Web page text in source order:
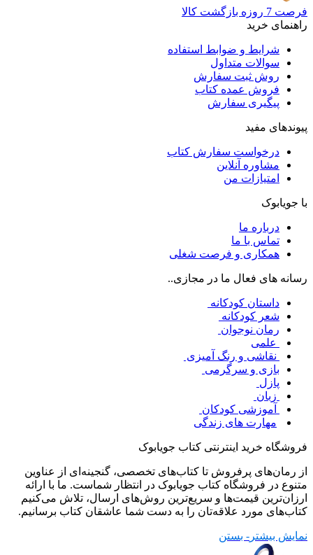
فرصت 7 روزه بازگشت کالا
راهنمای خرید
شرایط و ضوابط استفاده
سوالات متداول
روش ثبت سفارش
فروش عمده کتاب
پیگیری سفارش
پیوندهای مفید
درخواست سفارش کتاب
مشاوره آنلاین
امتیازات من
با جویابوک
درباره ما
تماس با ما
همکاری و فرصت شغلی
رسانه های فعال ما در مجازی..
داستان کودکانه
شعر کودکانه
رمان نوجوان
علمی
نقاشی و رنگ آمیزی
بازی و سرگرمی
پازل
زبان
آموزشی کودکان
مهارت های زندگی
فروشگاه خرید اینترنتی کتاب جویابوک
از رمان‌های پرفروش تا کتاب‌های تخصصی، گنجینه‌ای از عناوین
متنوع در فروشگاه کتاب جویابوک در انتظار شماست. ما با ارائه
ارزان‌ترین قیمت‌ها و سریع‌ترین روش‌های ارسال، تلاش می‌کنیم
کتاب‌های مورد علاقه‌تان را به دست شما عاشقان کتاب برسانیم.
نمایش بیشتر - بستن